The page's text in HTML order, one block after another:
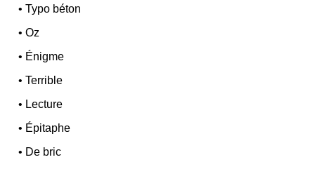
•Typo béton
•Oz
• Énigme
•Terrible
• Lecture
• Épitaphe
• De bric